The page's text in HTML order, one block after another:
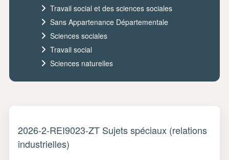
2026-2-REI9023-ZT Sujets spéciaux (relations
industrielles)
Travail social et des sciences sociales
Sans Appartenance Départementale
Sciences sociales
Travail social
Sciences naturelles